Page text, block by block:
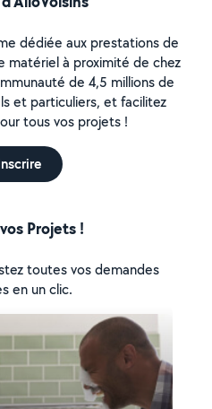
dédiée aux prestations de
matériel à proximité de chez
de 4,5 millions de
et particuliers, et facilitez
tous vos projets !
Projets !
toutes vos demandes
en un clic.